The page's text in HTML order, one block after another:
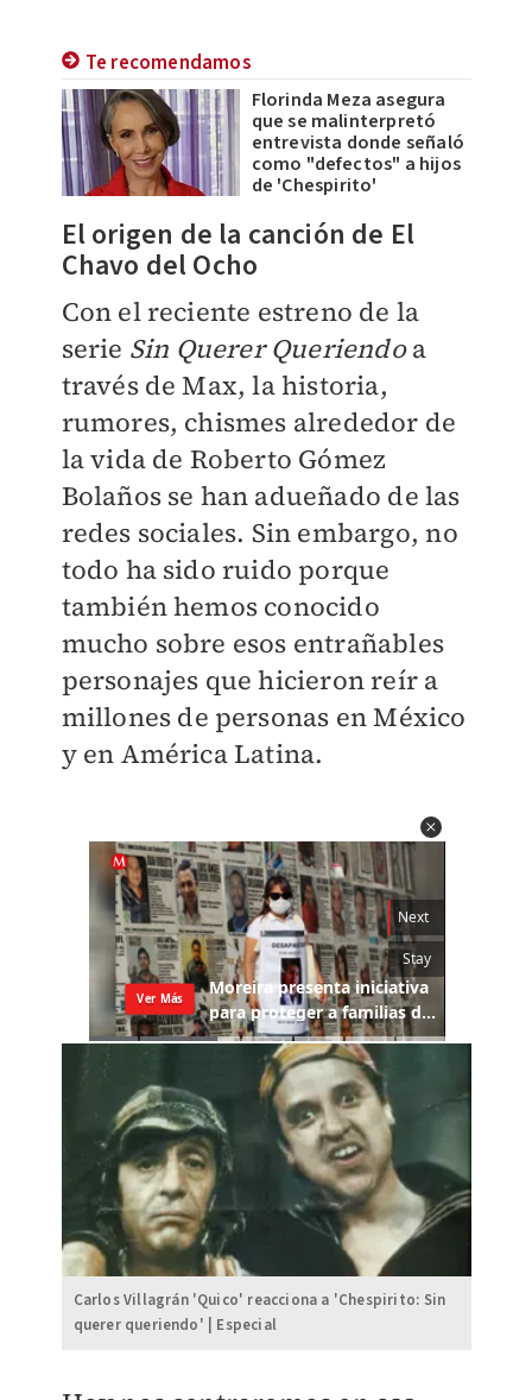
Te recomendamos
Florinda Meza asegura
que se malinterpretó
entrevista donde señaló
como "defectos" a hijos
de 'Chespirito'
El origen de la canción de El
Chavo del Ocho
Con el reciente estreno de la
serie Sin Querer Queriendoa
través de Max, la historia,
rumores, chismes alrededor de
la vida de Roberto Gómez
Bolaños se han adueñado de las
redes sociales. Sin embargo, no
todo ha sido ruido porque
también hemos conocido
mucho sobre esos entrañables
personajes que hicieron reír a
millones de personas en México
y en América Latina.
Carlos Villagrán 'Quico' reacciona a 'Chespirito: Sin
querer queriendo' | Especial